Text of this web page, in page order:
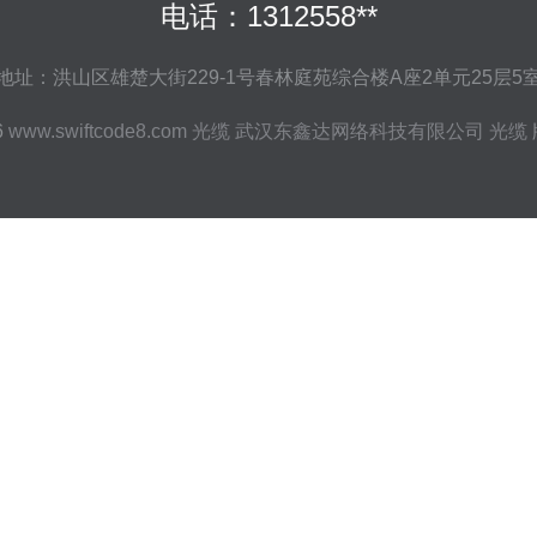
电话：1312558**
址：洪山区雄楚大街229-1号春林庭苑综合楼A座2单元25层5
www.swiftcode8.com 光缆 武汉东鑫达网络科技有限公司 光缆